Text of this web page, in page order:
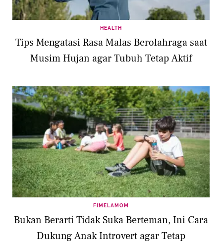
HEALTH
Tips Mengatasi Rasa Malas Berolahraga saat
Musim Hujan agar Tubuh Tetap Aktif
FIMELAMOM
Bukan Berarti Tidak Suka Berteman, Ini Cara
Dukung Anak Introvert agar Tetap